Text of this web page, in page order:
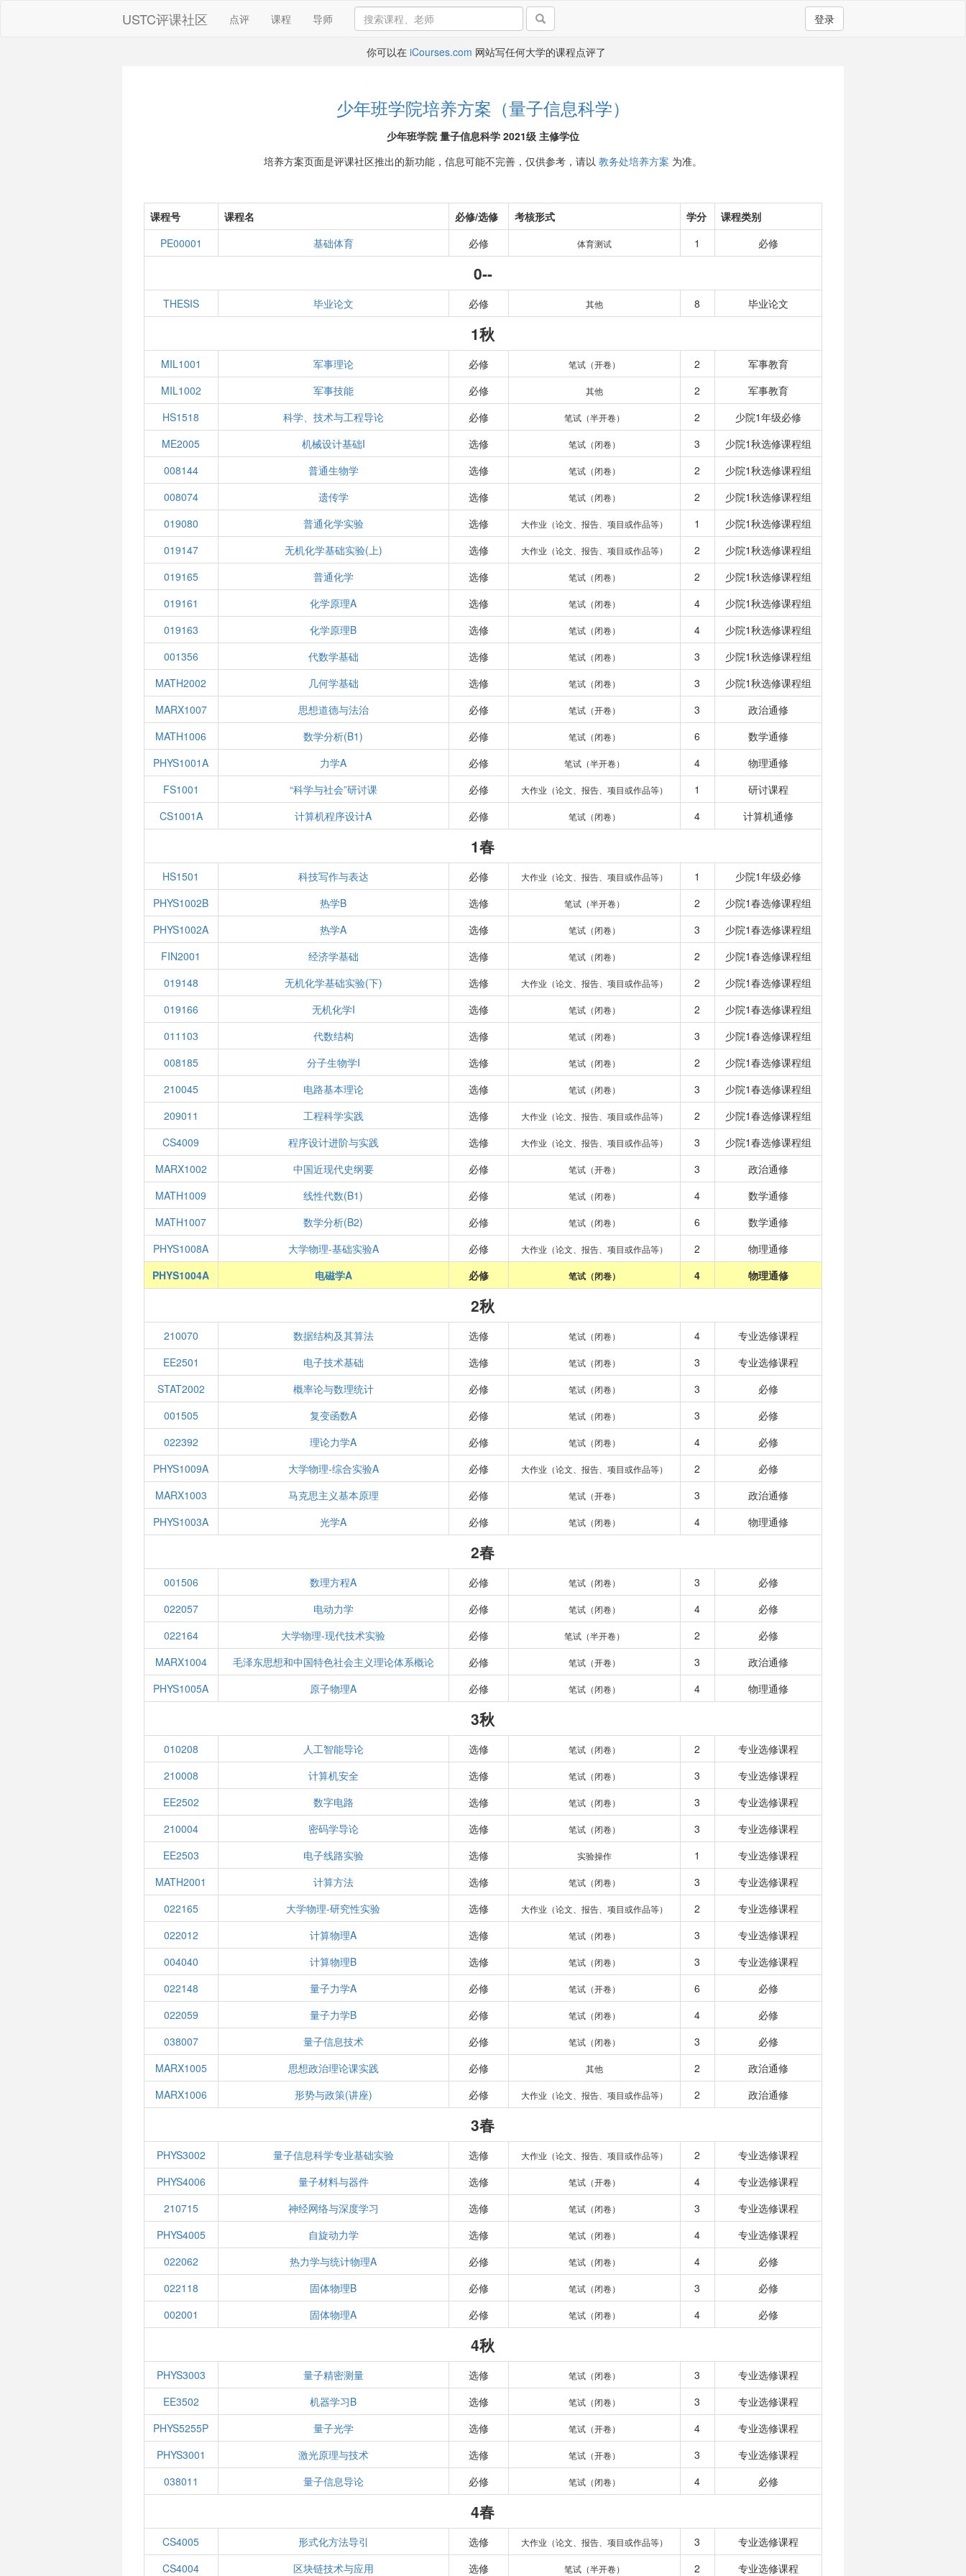
USTC评课社区 点评 课程 导师 登录
你可以在 iCourses.com 网站写任何大学的课程点评了
少年班学院培养方案（量子信息科学）
少年班学院 量子信息科学 2021级 主修学位
培养方案页面是评课社区推出的新功能，信息可能不完善，仅供参考，请以 教务处培养方案 为准。
课程号 课程名 必修/选修 考核形式 学分
课程类别
PE00001
基础体育 必修 体育测试 1 必修
0--
THESIS 毕业论文 必修 其他 8 毕业论文
1秋
MIL1001 军事理论 必修 笔试（开卷） 2
军事教育
MIL1002
军事技能 必修 其他 2
军事教育
HS1518
科学、技术与工程导论 必修 笔试（半开卷） 2
少院1年级必修
ME2005
机械设计基础I 选修 笔试（闭卷） 3
少院1秋选修课程组
008144
普通生物学 选修 笔试（闭卷） 2
少院1秋选修课程组
008074
遗传学 选修 笔试（闭卷） 2
少院1秋选修课程组
019080
普通化学实验 选修 大作业（论文、报告、项目或作品等） 1
少院1秋选修课程组
019147
无机化学基础实验(上) 选修 大作业（论文、报告、项目或作品等） 2
少院1秋选修课程组
019165
普通化学 选修 笔试（闭卷） 2
少院1秋选修课程组
019161
化学原理A 选修 笔试（闭卷） 4
少院1秋选修课程组
019163
化学原理B 选修 笔试（闭卷） 4
少院1秋选修课程组
001356
代数学基础 选修 笔试（闭卷） 3
少院1秋选修课程组
MATH2002
几何学基础 选修 笔试（闭卷） 3
少院1秋选修课程组
MARX1007
思想道德与法治 必修 笔试（开卷） 3
政治通修
MATH1006
数学分析(B1) 必修 笔试（闭卷） 6
数学通修
PHYS1001A
力学A 必修 笔试（半开卷） 4
物理通修
FS1001
“科学与社会”研讨课 必修 大作业（论文、报告、项目或作品等） 1
研讨课程
CS1001A
计算机程序设计A 必修 笔试（闭卷） 4 计算机通修
1春
HS1501 科技写作与表达 必修 大作业（论文、报告、项目或作品等） 1
少院1年级必修
PHYS1002B
热学B 选修 笔试（半开卷） 2
少院1春选修课程组
PHYS1002A
热学A 选修 笔试（闭卷） 3
少院1春选修课程组
FIN2001
经济学基础 选修 笔试（闭卷） 2
少院1春选修课程组
019148
无机化学基础实验(下) 选修 大作业（论文、报告、项目或作品等） 2
少院1春选修课程组
019166
无机化学I 选修 笔试（闭卷） 2
少院1春选修课程组
011103
代数结构 选修 笔试（闭卷） 3
少院1春选修课程组
008185
分子生物学I 选修 笔试（闭卷） 2
少院1春选修课程组
210045
电路基本理论 选修 笔试（闭卷） 3
少院1春选修课程组
209011
工程科学实践 选修 大作业（论文、报告、项目或作品等） 2
少院1春选修课程组
CS4009
程序设计进阶与实践 选修 大作业（论文、报告、项目或作品等） 3
少院1春选修课程组
MARX1002
中国近现代史纲要 必修 笔试（开卷） 3
政治通修
MATH1009
线性代数(B1) 必修 笔试（闭卷） 4
数学通修
MATH1007
数学分析(B2) 必修 笔试（闭卷） 6
数学通修
PHYS1008A
大学物理-基础实验A 必修 大作业（论文、报告、项目或作品等） 2
物理通修
PHYS1004A
电磁学A 必修 笔试（闭卷） 4 物理通修
2秋
210070 数据结构及其算法 选修 笔试（闭卷） 4
专业选修课程
EE2501
电子技术基础 选修 笔试（闭卷） 3
专业选修课程
STAT2002
概率论与数理统计 必修 笔试（闭卷） 3
必修
001505
复变函数A 必修 笔试（闭卷） 3
必修
022392
理论力学A 必修 笔试（闭卷） 4
必修
PHYS1009A
大学物理-综合实验A 必修 大作业（论文、报告、项目或作品等） 2
必修
MARX1003
马克思主义基本原理 必修 笔试（开卷） 3
政治通修
PHYS1003A
光学A 必修 笔试（闭卷） 4 物理通修
2春
001506 数理方程A 必修 笔试（闭卷） 3
必修
022057
电动力学 必修 笔试（闭卷） 4
必修
022164
大学物理-现代技术实验 必修 笔试（半开卷） 2
必修
MARX1004
毛泽东思想和中国特色社会主义理论体系概论 必修 笔试（开卷） 3
政治通修
PHYS1005A
原子物理A 必修 笔试（闭卷） 4 物理通修
3秋
010208 人工智能导论 选修 笔试（闭卷） 2
专业选修课程
210008
计算机安全 选修 笔试（闭卷） 3
专业选修课程
EE2502
数字电路 选修 笔试（闭卷） 3
专业选修课程
210004
密码学导论 选修 笔试（闭卷） 3
专业选修课程
EE2503
电子线路实验 选修 实验操作 1
专业选修课程
MATH2001
计算方法 选修 笔试（闭卷） 3
专业选修课程
022165
大学物理-研究性实验 选修 大作业（论文、报告、项目或作品等） 2
专业选修课程
022012
计算物理A 选修 笔试（闭卷） 3
专业选修课程
004040
计算物理B 选修 笔试（闭卷） 3
专业选修课程
022148
量子力学A 必修 笔试（开卷） 6
必修
022059
量子力学B 必修 笔试（闭卷） 4
必修
038007
量子信息技术 必修 笔试（闭卷） 3
必修
MARX1005
思想政治理论课实践 必修 其他 2
政治通修
MARX1006
形势与政策(讲座) 必修 大作业（论文、报告、项目或作品等） 2 政治通修
3春
PHYS3002 量子信息科学专业基础实验 选修 大作业（论文、报告、项目或作品等） 2
专业选修课程
PHYS4006
量子材料与器件 选修 笔试（开卷） 4
专业选修课程
210715
神经网络与深度学习 选修 笔试（闭卷） 3
专业选修课程
PHYS4005
自旋动力学 选修 笔试（闭卷） 4
专业选修课程
022062
热力学与统计物理A 必修 笔试（闭卷） 4
必修
022118
固体物理B 必修 笔试（闭卷） 3
必修
002001
固体物理A 必修 笔试（闭卷） 4 必修
4秋
PHYS3003 量子精密测量 选修 笔试（闭卷） 3
专业选修课程
EE3502
机器学习B 选修 笔试（闭卷） 3
专业选修课程
PHYS5255P
量子光学 选修 笔试（开卷） 4
专业选修课程
PHYS3001
激光原理与技术 选修 笔试（开卷） 3
专业选修课程
038011
量子信息导论 必修 笔试（闭卷） 4 必修
4春
CS4005 形式化方法导引 选修 大作业（论文、报告、项目或作品等） 3
专业选修课程
CS4004
区块链技术与应用 选修 笔试（半开卷） 2 专业选修课程